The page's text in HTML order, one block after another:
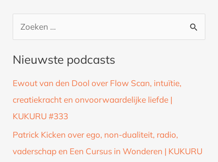
e
k
a
Nieuwste podcasts
Ewout van den Dool over Flow Scan, intuïtie,
creatiekracht en onvoorwaardelijke liefde |
KUKURU #333
Patrick Kicken over ego, non-dualiteit, radio,
vaderschap en Een Cursus in Wonderen | KUKURU